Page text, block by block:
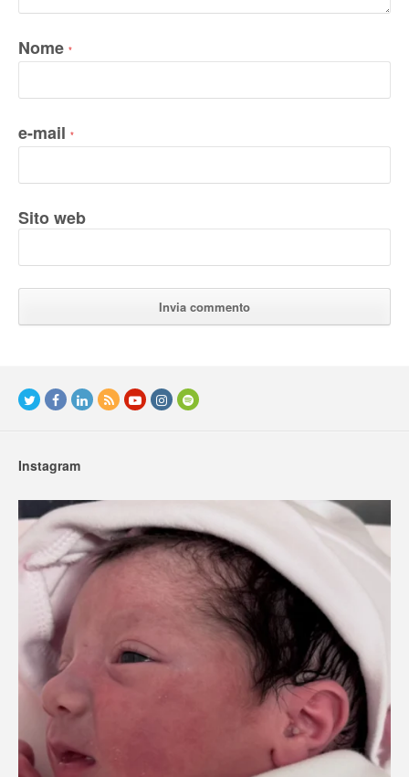
Nome *
e-mail *
Sito web
Instagram